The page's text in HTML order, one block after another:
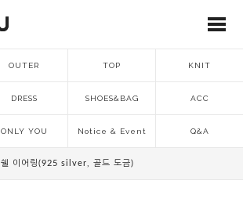
OUTER TOP KNIT
DRESS SHOES&BAG ACC
ONLY YOU Notice & Event Q&A
쉘 이어링(925 silver, 골드 도금)